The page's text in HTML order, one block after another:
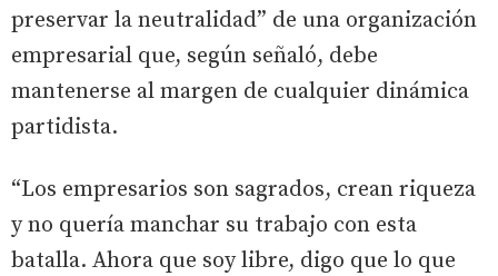
preservar la neutralidad” de una organización
empresarial que, según señaló, debe
mantenerse al margen de cualquier dinámica
partidista.
“Los empresarios son sagrados, crean riqueza
y no quería manchar su trabajo con esta
batalla. Ahora que soy libre, digo que lo que